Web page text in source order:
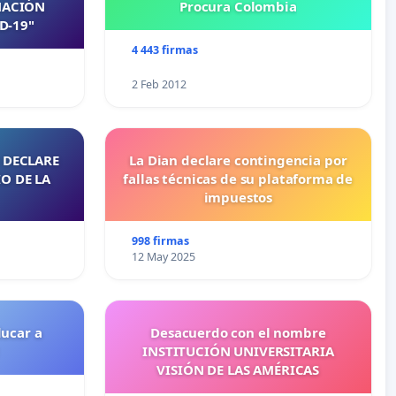
19"
Procura Colombia
4 443 firmas
2 Feb 2012
DE LA
La Dian declare contingencia por
fallas técnicas de su plataforma de
impuestos
998 firmas
12 May 2025
a
Desacuerdo con el nombre
INSTITUCIÓN UNIVERSITARIA
VISIÓN DE LAS AMÉRICAS